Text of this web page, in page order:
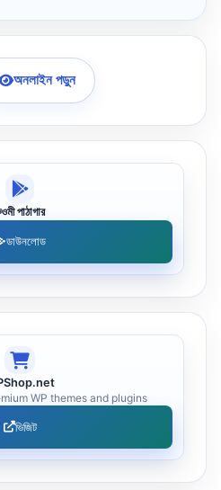
অনলাইন পড়ুন
পাঠাগার
ডাউনলোড
WP themes and plugins
ভিজিট